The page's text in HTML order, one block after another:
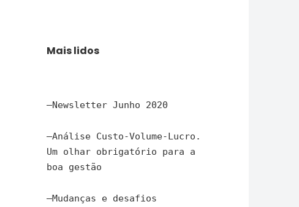
Mais lidos
–Newsletter Junho 2020
–Análise Custo-Volume-Lucro.
Um olhar obrigatório para a
boa gestão
–Mudanças e desafios